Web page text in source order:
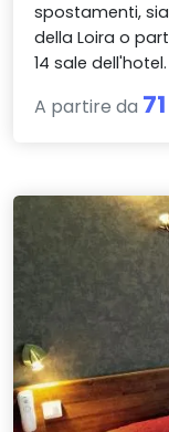
spostamenti,
della Loira o
14 sale dell'hotel.
A partire da